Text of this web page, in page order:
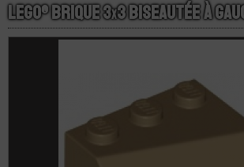
LEGO® Brique 3x3 Biseautée à